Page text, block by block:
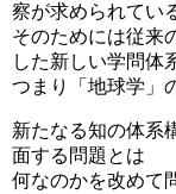
察が求められて
そのためには従来
した新しい学問体
つまり「地球学」
新たなる知の体系
面する問題とは
何なのかを改めて